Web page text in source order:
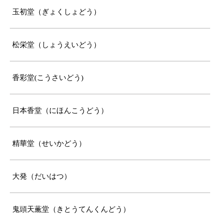
玉初堂（ぎょくしょどう）
松栄堂（しょうえいどう）
香彩堂(こうさいどう)
日本香堂（にほんこうどう）
精華堂（せいかどう）
大発（だいはつ）
鬼頭天薫堂（きとうてんくんどう）